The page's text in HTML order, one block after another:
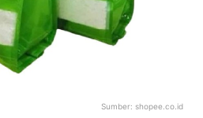
Sumber: shopee.co.id